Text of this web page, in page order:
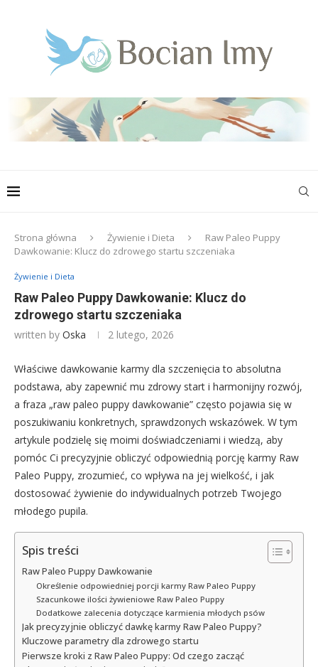
Strona główna Żywienie i Dieta
Raw Paleo Puppy
Dawkowanie: Klucz do zdrowego startu szczeniaka
Żywienie i Dieta
Raw Paleo Puppy Dawkowanie: Klucz do
zdrowego startu szczeniaka
written by Oska 2 lutego, 2026
Właściwe dawkowanie karmy dla szczenięcia to absolutna
podstawa, aby zapewnić mu zdrowy start i harmonijny rozwój,
a fraza „raw paleo puppy dawkowanie” często pojawia się w
poszukiwaniu konkretnych, sprawdzonych wskazówek. W tym
artykule podzielę się moimi doświadczeniami i wiedzą, aby
pomóc Ci precyzyjnie obliczyć odpowiednią porcję karmy Raw
Paleo Puppy, zrozumieć, co wpływa na jej wielkość, i jak
dostosować żywienie do indywidualnych potrzeb Twojego
młodego pupila.
Spis treści
Raw Paleo Puppy Dawkowanie
Określenie odpowiedniej porcji karmy Raw Paleo Puppy
Szacunkowe ilości żywieniowe Raw Paleo Puppy
Dodatkowe zalecenia dotyczące karmienia młodych psów
Jak precyzyjnie obliczyć dawkę karmy Raw Paleo Puppy?
Kluczowe parametry dla zdrowego startu
Pierwsze kroki z Raw Paleo Puppy: Od czego zacząć